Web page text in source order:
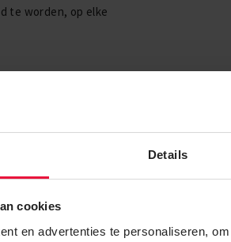
Details
cookies
en advertenties te personaliseren,
te worden, op elke
gebruikt